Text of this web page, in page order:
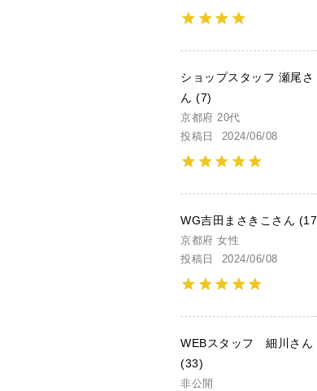
ショップスタッフ 瀬尾
7
京都府 20代
投稿日
2024/06/08
WG吉田まさきこ 17
京都府 女性
投稿日
2024/06/08
WEBスタッフ 細川
33
非公開